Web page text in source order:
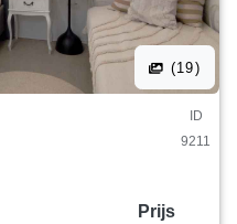
(19)
ID
9211
Prijs